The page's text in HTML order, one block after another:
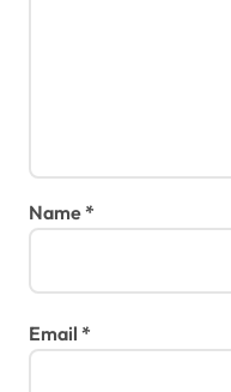
Name*
Email *